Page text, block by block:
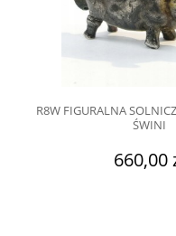
R8W FIGURALNA
ŚWINI
660,00